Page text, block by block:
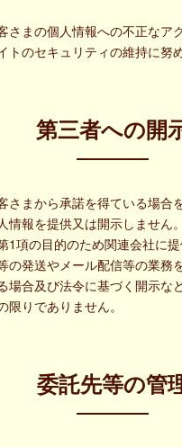
さまの個人情報への不正なア
トのセキュリティの維持に努
第三者への開
さまから承諾を得ている場合
情報を提供又は開示しません
1項の目的のため関連会社に
の発送やメール配信等の業務
場合及び法令に基づく開示な
限りでありません。
委託先等の管